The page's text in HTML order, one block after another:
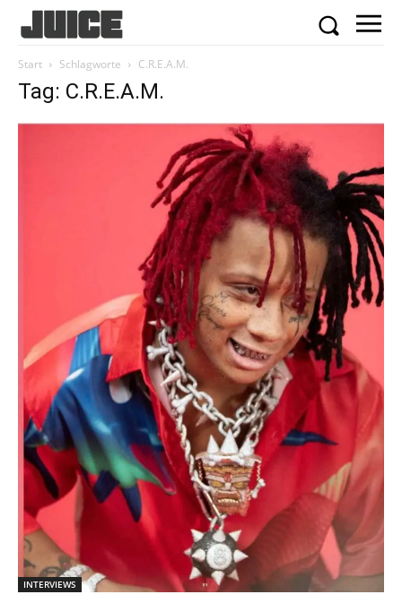
Start Schlagworte C.R.E.A.M.
Tag: C.R.E.A.M.
INTERVIEWS